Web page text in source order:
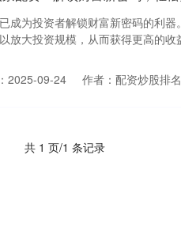
成为投资者解锁财富新密码的利
放大投资规模，从而获得更高的
2025-09-24 作者：配资炒股排名
共 1 页/1 条记录